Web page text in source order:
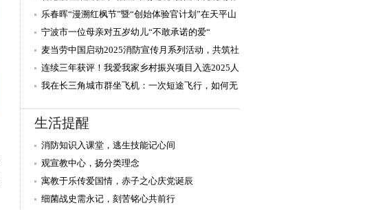
高度认可
乐春晖“漫溯红枫节”暨“创始体验官计划”在天平山
盛大启幕
宁波市一位母亲对五岁幼儿“不敢承诺的爱“
麦当劳中国启动2025消防宣传月系列活动，共筑社
区安全防线
连续三年获评！我爱我家乡村振兴项目入选2025人
民企业社会责任
我在长三角城市群坐飞机：一次短途飞行，如何无
生活提醒
消防知识入课堂，逃生技能记心间
观宣教中心，扬分类理念
寓教于乐传爱国情，赤子之心庆党诞辰
细菌战史需永记，刻苦铭心共前行